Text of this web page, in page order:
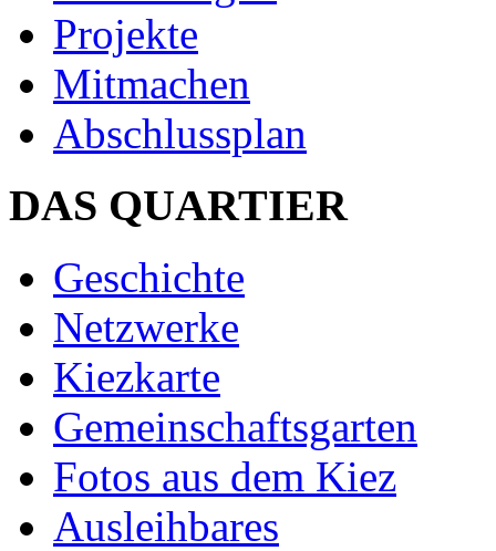
Projekte
Mitmachen
Abschlussplan
DAS QUARTIER
Geschichte
Netzwerke
Kiezkarte
Gemeinschaftsgarten
Fotos aus dem Kiez
Ausleihbares